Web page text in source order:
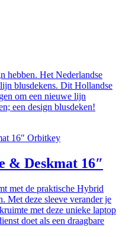
hebben. Het Nederlandse
blusdekens. Dit Hollandse
om een nieuwe lijn
een design blusdeken!
Orbitkey
& Deskmat 16″
met de praktische Hybrid
Met deze sleeve verander je
met deze unieke laptop
doet als een draagbare